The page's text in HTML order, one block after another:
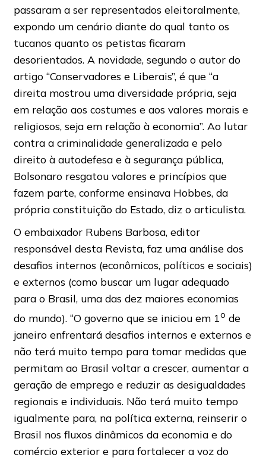
passaram a ser representados eleitoralmente,
expondo um cenário diante do qual tanto os
tucanos quanto os petistas ficaram
desorientados. A novidade, segundo o autor do
artigo “Conservadores e Liberais”, é que “a
direita mostrou uma diversidade própria, seja
em relação aos costumes e aos valores morais e
religiosos, seja em relação à economia”. Ao lutar
contra a criminalidade generalizada e pelo
direito à autodefesa e à segurança pública,
Bolsonaro resgatou valores e princípios que
fazem parte, conforme ensinava Hobbes, da
própria constituição do Estado, diz o articulista.
O embaixador Rubens Barbosa, editor
responsável desta Revista, faz uma análise dos
desafios internos (econômicos, políticos e sociais)
e externos (como buscar um lugar adequado
para o Brasil, uma das dez maiores economias
do mundo). “O governo que se iniciou em 1o de
janeiro enfrentará desafios internos e externos e
não terá muito tempo para tomar medidas que
permitam ao Brasil voltar a crescer, aumentar a
geração de emprego e reduzir as desigualdades
regionais e individuais. Não terá muito tempo
igualmente para, na política externa, reinserir o
Brasil nos fluxos dinâmicos da economia e do
comércio exterior e para fortalecer a voz do